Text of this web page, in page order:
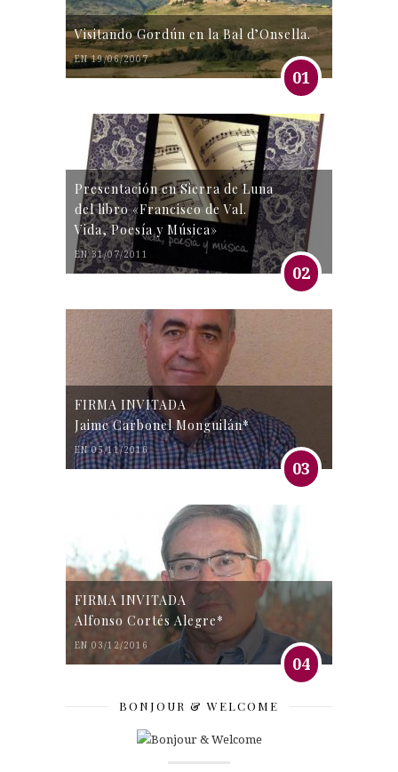
Visitando Gordún en la Bal d’Onsella.
EN 19/06/2007
01
Presentación en Sierra de Luna
del libro «Francisco de Val.
Vida, Poesía y Música»
EN 31/07/2011
02
FIRMA INVITADA
Jaime Carbonel Monguilán*
EN 05/11/2016
03
FIRMA INVITADA
Alfonso Cortés Alegre*
EN 03/12/2016
04
BONJOUR & WELCOME